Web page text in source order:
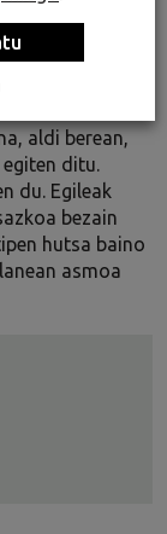
dute. Izan
da oso.
nahastu egiten
aldi berean,
ditu.
du. Egileak
bezain
hutsa baino
asmoa